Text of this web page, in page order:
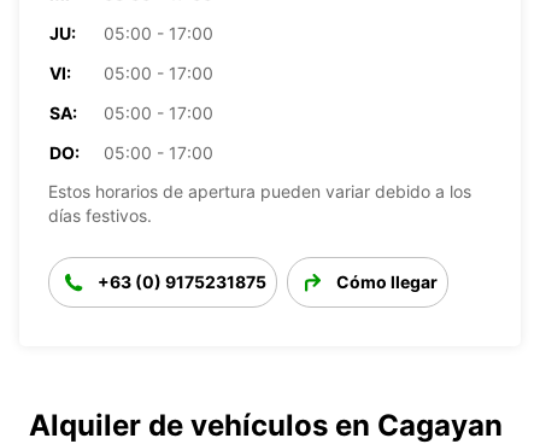
JU:
05:00 - 17:00
VI:
05:00 - 17:00
SA:
05:00 - 17:00
DO:
05:00 - 17:00
Estos horarios de apertura pueden variar debido a los
días festivos.
+63 (0) 9175231875 Cómo llegar
Alquiler de vehículos en Cagayan